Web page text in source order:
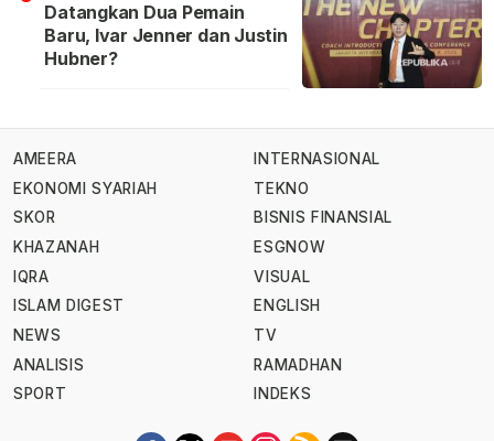
Datangkan Dua Pemain
Baru, Ivar Jenner dan Justin
Hubner?
AMEERA
EKONOMI SYARIAH
SKOR
KHAZANAH
IQRA
ISLAM DIGEST
NEWS
ANALISIS
SPORT
INTERNASIONAL
TEKNO
BISNIS FINANSIAL
ESGNOW
VISUAL
ENGLISH
TV
RAMADHAN
INDEKS